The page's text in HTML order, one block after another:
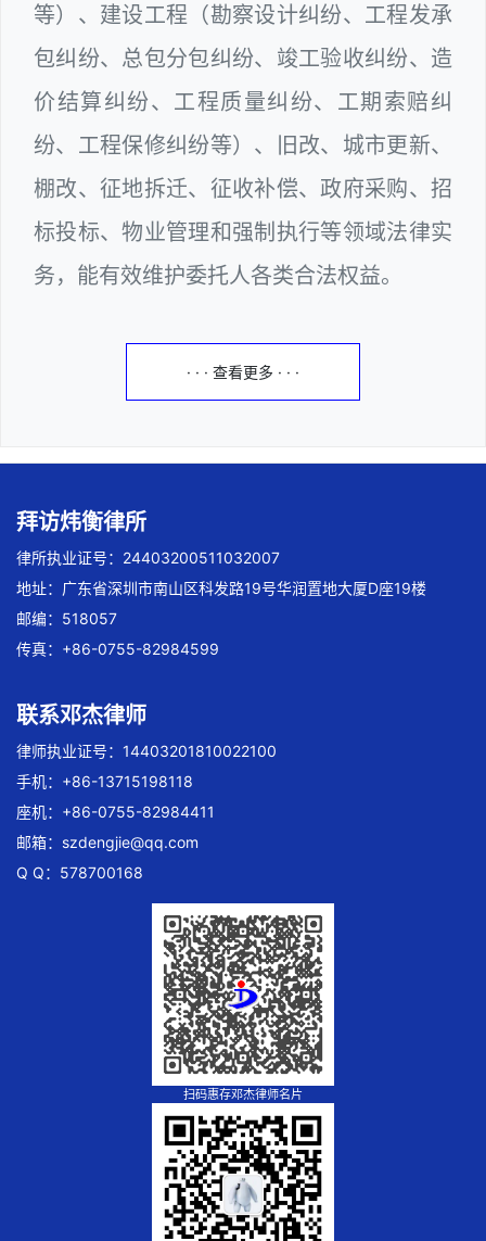
等）、建设工程（勘察设计纠纷、工程发承
包纠纷、总包分包纠纷、竣工验收纠纷、造
价结算纠纷、工程质量纠纷、工期索赔纠
纷、工程保修纠纷等）、旧改、城市更新、
棚改、征地拆迁、征收补偿、政府采购、招
标投标、物业管理和强制执行等领域法律实
务，能有效维护委托人各类合法权益。
· · · 查看更多 · · ·
拜访炜衡律所
律所执业证号：24403200511032007
地址：广东省深圳市南山区科发路19号华润置地大厦D座19楼
邮编：518057
传真：+86-0755-82984599
联系邓杰律师
律师执业证号：14403201810022100
手机：+86-13715198118
座机：+86-0755-82984411
邮箱： szdengjie@qq.com
Q Q：578700168
扫码惠存邓杰律师名片